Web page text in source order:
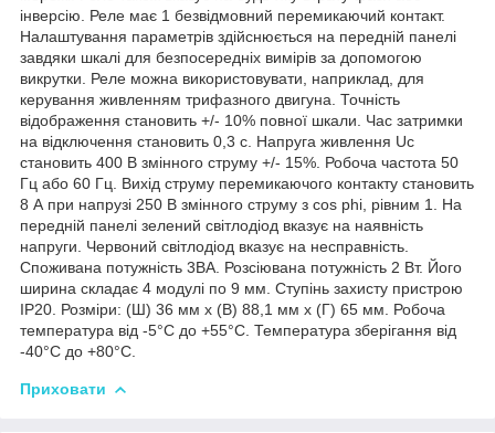
інверсію. Реле має 1 безвідмовний перемикаючий контакт.
Налаштування параметрів здійснюється на передній панелі
завдяки шкалі для безпосередніх вимірів за допомогою
викрутки. Реле можна використовувати, наприклад, для
керування живленням трифазного двигуна. Точність
відображення становить +/- 10% повної шкали. Час затримки
на відключення становить 0,3 с. Напруга живлення Uc
становить 400 В змінного струму +/- 15%. Робоча частота 50
Гц або 60 Гц. Вихід струму перемикаючого контакту становить
8 А при напрузі 250 В змінного струму з cos phi, рівним 1. На
передній панелі зелений світлодіод вказує на наявність
напруги. Червоний світлодіод вказує на несправність.
Споживана потужність 3ВА. Розсіювана потужність 2 Вт. Його
ширина складає 4 модулі по 9 мм. Ступінь захисту пристрою
IP20. Розміри: (Ш) 36 мм x (В) 88,1 мм x (Г) 65 мм. Робоча
температура від -5°C до +55°C. Температура зберігання від
-40°С до +80°С.
Приховати